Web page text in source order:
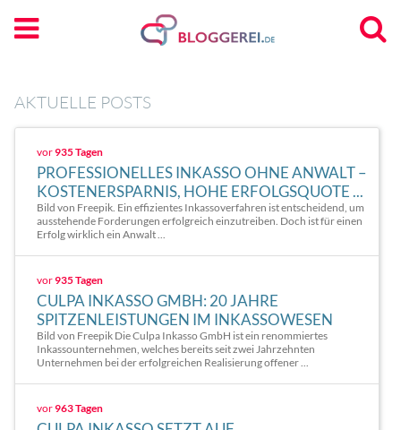
AKTUELLE POSTS
vor935 Tagen
PROFESSIONELLES INKASSO OHNE ANWALT –
KOSTENERSPARNIS, HOHE ERFOLGSQUOTE ...
Bild von Freepik. Ein effizientes Inkassoverfahren ist entscheidend, um
ausstehende Forderungen erfolgreich einzutreiben. Doch ist für einen
Erfolg wirklich ein Anwalt ...
vor935 Tagen
CULPA INKASSO GMBH: 20 JAHRE
SPITZENLEISTUNGEN IM INKASSOWESEN
Bild von Freepik Die Culpa Inkasso GmbH ist ein renommiertes
Inkassounternehmen, welches bereits seit zwei Jahrzehnten
Unternehmen bei der erfolgreichen Realisierung offener ...
vor963 Tagen